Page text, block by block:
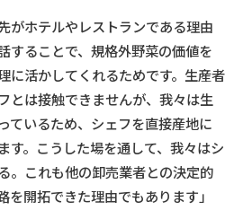
がホテルやレストランである理由
することで、規格外野菜の価値を
に活かしてくれるためです。生産者
とは接触できませんが、我々は生
ているため、シェフを直接産地に
す。こうした場を通して、我々はシ
。これも他の卸売業者との決定的
を開拓できた理由でもあります」